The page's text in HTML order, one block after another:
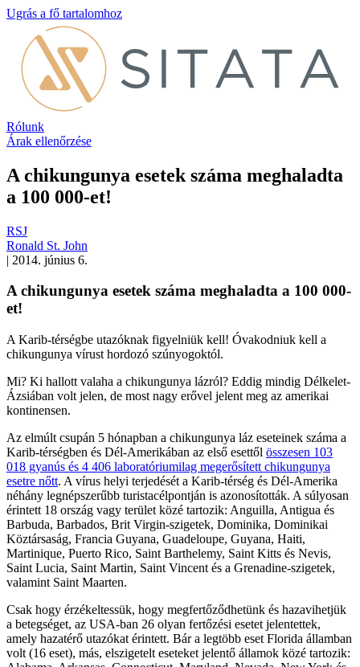
Ugrás a fő tartalomhoz
Rólunk
Árak ellenőrzése
A chikungunya esetek száma meghaladta
a 100 000-et!
RSJ
Ronald St. John
| 2014. június 6.
A chikungunya esetek száma meghaladta a 100 000-
et!
A Karib-térségbe utazóknak figyelniük kell! Óvakodniuk kell a
chikungunya vírust hordozó szúnyogoktól.
Mi? Ki hallott valaha a chikungunya lázról? Eddig mindig Délkelet-
Ázsiában volt jelen, de most nagy erővel jelent meg az amerikai
kontinensen.
Az elmúlt csupán 5 hónapban a chikungunya láz eseteinek száma a
Karib-térségben és Dél-Amerikában az első esettől összesen 103
018 gyanús és 4 406 laboratóriumilag megerősített chikungunya
esetre nőtt. A vírus helyi terjedését a Karib-térség és Dél-Amerika
néhány legnépszerűbb turistacélpontján is azonosították. A súlyosan
érintett 18 ország vagy terület közé tartozik: Anguilla, Antigua és
Barbuda, Barbados, Brit Virgin-szigetek, Dominika, Dominikai
Köztársaság, Francia Guyana, Guadeloupe, Guyana, Haiti,
Martinique, Puerto Rico, Saint Barthelemy, Saint Kitts és Nevis,
Saint Lucia, Saint Martin, Saint Vincent és a Grenadine-szigetek,
valamint Saint Maarten.
Csak hogy érzékeltessük, hogy megfertőződhetünk és hazavihetjük
a betegséget, az USA-ban 26 olyan fertőzési esetet jelentettek,
amely hazatérő utazókat érintett. Bár a legtöbb eset Florida államban
volt (16 eset), más, elszigetelt eseteket jelentő államok közé tartozik: